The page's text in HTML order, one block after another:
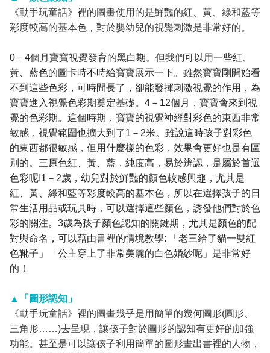
《動手玩童話》裡的圖畫使用的是鮮豔的紅、黃、綠和藍等
彩度較高的基本色，對於嬰幼兒的視覺刺激是非常好的。
0 － 4個月寶寶視覺發育的黑白期。但我們可以用一些紅、
黃、藍色的圖卡時不時給寶寶展示一下。雖然寶寶剛開始看
不到這些色彩，可時間長了，卻能發揮刺激視覺的作用，為
寶寶進入視覺色彩期奠定基礎。 4 － 12個月，寶寶會來到視
覺的色彩期。這個時期，寶寶的視覺神經對彩色的東西非常
敏感，視覺範圍也擴大到了1 － 2米。雖說這時孩子對彩色
的東西都很敏感，但用什麼樣的色彩，效果會更好也是有區
別的。三原色紅、黃、藍，純度高，易於辨認，是屬於首選
色彩呢!1 － 2歲，幼兒對於鮮豔的顏色較感興趣，尤其是
紅、黃、綠和藍等彩度較高的基本色，所以在選擇孩子的日
常生活用品或玩具時，可以選擇這些顏色，誘發他們對於色
彩的關注。 3歲為孩子顏色認知的關鍵期，尤其是顏色的配
對與命名，可以藉由書裡的情境教學:
「老三給了貓一雙紅
色靴子」「公主穿上了非常美麗的白色婚紗呢」是非常好
的！
▲「圖形認知」
《動手玩童話》裡的圖畫幾乎是用簡單的幾何圖形(圓形、
三角形……)去呈現，讓孩子對於圖形的認知有更好的加強
功能。甚至是可以讓孩子利用簡單的圖形畫出書裡的人物，